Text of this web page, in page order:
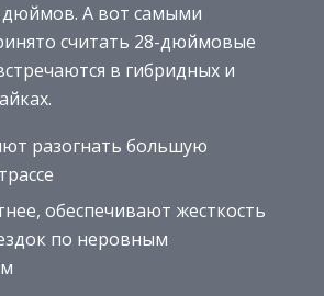
дюймов. А вот самыми
считать 28-дюймовые
в гибридных и
разогнать большую
обеспечивают жесткость
по неровным